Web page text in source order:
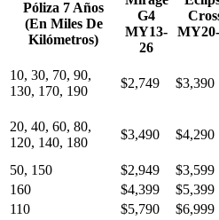
Póliza 7 Años
(En Miles De
Kilómetros)
G4
MY13-
26
10, 30, 70, 90,
130, 170, 190
$2,749 $3,390
20, 40, 60, 80,
120, 140, 180
$3,490 $4,290
50, 150
$2,949 $3,599
160
$4,399 $5,399
110
$5,790 $6,999